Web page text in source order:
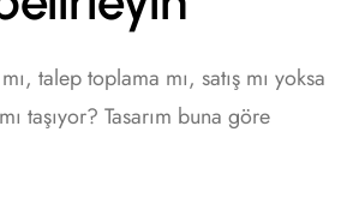
talep toplama mı, satış mı yoksa
taşıyor? Tasarım buna göre